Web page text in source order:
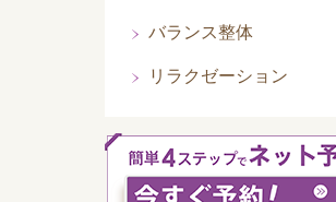
バランス整体
リラクゼーション